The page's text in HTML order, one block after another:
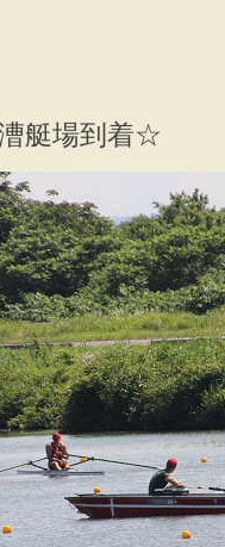
艇場到着☆